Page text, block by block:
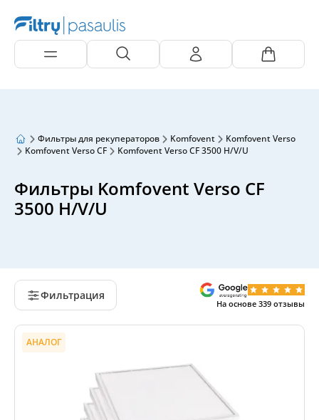
Фильтры для рекуператоров Komfovent
Komfovent Verso
Komfovent Verso CF
Komfovent Verso CF 3500 H/V/U
Фильтры Komfovent Verso CF
3500 H/V/U
Фильтрация
На основе 339 отзывы
АНАЛОГ